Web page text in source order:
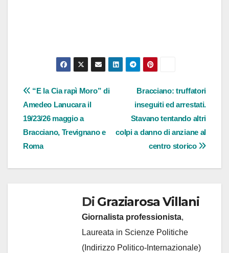
Navigazione
articoli
Bracciano: truffatori
inseguiti ed arrestati.
Stavano tentando altri
colpi a danno di anziane al
centro storico
“E la Cia rapì Moro” di
Amedeo Lanucara il
19/23/26 maggio a
Bracciano, Trevignano e
Roma
Di Graziarosa Villani
Giornalista professionista,
Laureata in Scienze Politiche
(Indirizzo Politico-Internazionale)